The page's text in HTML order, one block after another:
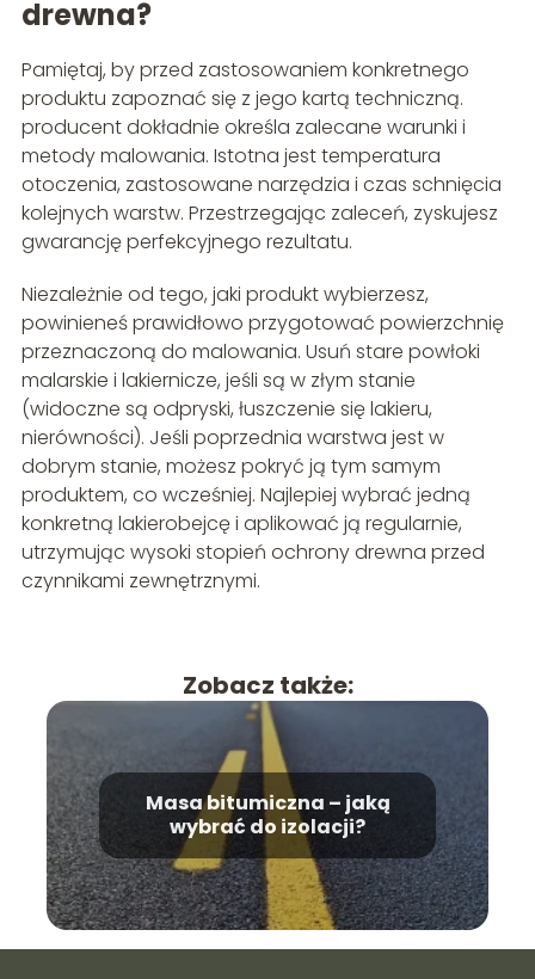
drewna?
Pamiętaj, by przed zastosowaniem konkretnego
produktu zapoznać się z jego kartą techniczną.
producent dokładnie określa zalecane warunki i
metody malowania. Istotna jest temperatura
otoczenia, zastosowane narzędzia i czas schnięcia
kolejnych warstw. Przestrzegając zaleceń, zyskujesz
gwarancję perfekcyjnego rezultatu.
Niezależnie od tego, jaki produkt wybierzesz,
powinieneś prawidłowo przygotować powierzchnię
przeznaczoną do malowania. Usuń stare powłoki
malarskie i lakiernicze, jeśli są w złym stanie
(widoczne są odpryski, łuszczenie się lakieru,
nierówności). Jeśli poprzednia warstwa jest w
dobrym stanie, możesz pokryć ją tym samym
produktem, co wcześniej. Najlepiej wybrać jedną
konkretną lakierobejcę i aplikować ją regularnie,
utrzymując wysoki stopień ochrony drewna przed
czynnikami zewnętrznymi.
Zobacz także:
Masa bitumiczna – jaką
wybrać do izolacji?